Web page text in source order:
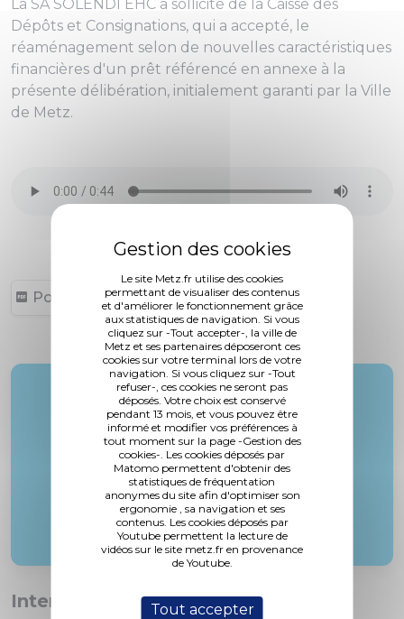
Le site Metz.fr utilise des cookies
permettant de visualiser des contenus
et d'améliorer le fonctionnement grâce
aux statistiques de navigation. Si vous
cliquez sur -Tout accepter-, la ville de
Metz et ses partenaires déposeront ces
cookies sur votre terminal lors de votre
navigation. Si vous cliquez sur -Tout
refuser-, ces cookies ne seront pas
déposés. Votre choix est conservé
pendant 13 mois, et vous pouvez être
informé et modifier vos préférences à
tout moment sur la page -Gestion des
cookies-. Les cookies déposés par
Matomo permettent d'obtenir des
statistiques de fréquentation
anonymes du site afin d'optimiser son
ergonomie , sa navigation et ses
contenus. Les cookies déposés par
Youtube permettent la lecture de
vidéos sur le site metz.fr en provenance
de Youtube.
Tout accepter
La SA SOLENDI EHC a sollicité de la Caisse des
Dépôts et Consignations, qui a accepté, le
réaménagement selon de nouvelles caractéristiques
financières d'un prêt référencé en annexe à la
présente délibération, initialement garanti par la Ville
de Metz.
Point 06 (249,64 ko, publié le 18/02/2013)
Rapporteur :
Mme. Fritsch-Renard
Interventions :